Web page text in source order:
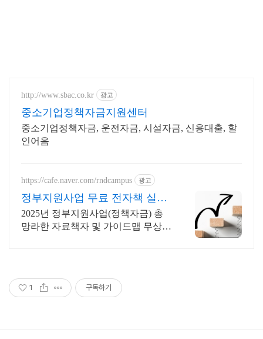
http://www.sbac.co.kr 광고
중소기업정책자금지원센터
중소기업정책자금, 운전자금, 시설자금, 신용대출, 할
인어음
https://cafe.naver.com/rndcampus 광고
정부지원사업 무료 전자책 실무
전문가 무료 웹세미나
2025년 정부지원사업(정책자금) 총
망라한 자료책자 및 가이드맵 무상
1 구독하기